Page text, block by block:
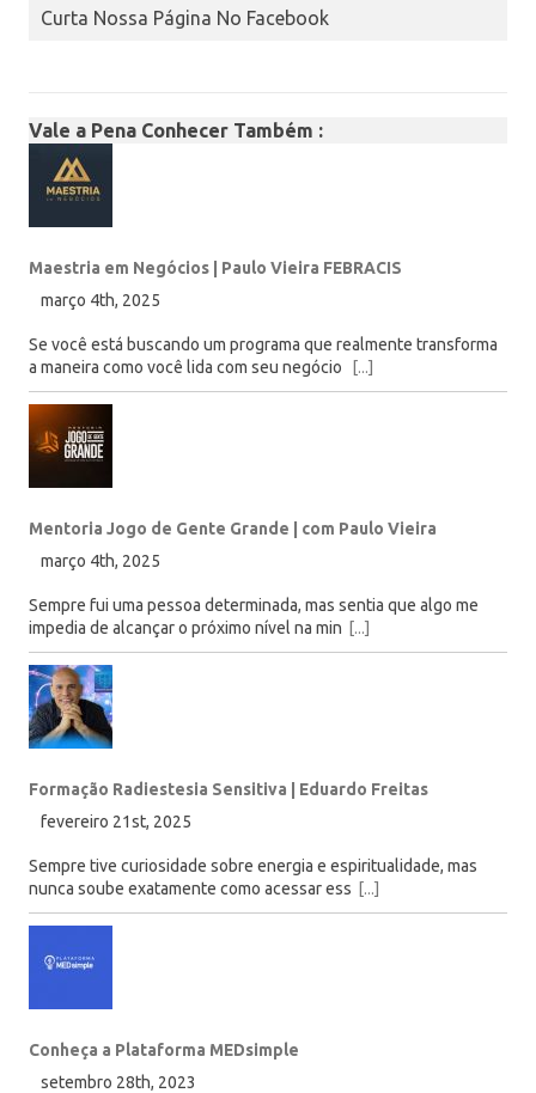
Curta Nossa Página No Facebook
Vale a Pena Conhecer Também :
Maestria em Negócios | Paulo Vieira FEBRACIS
março 4th, 2025
Se você está buscando um programa que realmente transforma
a maneira como você lida com seu negócio
[...]
Mentoria Jogo de Gente Grande | com Paulo Vieira
março 4th, 2025
Sempre fui uma pessoa determinada, mas sentia que algo me
impedia de alcançar o próximo nível na min [...]
Formação Radiestesia Sensitiva | Eduardo Freitas
fevereiro 21st, 2025
Sempre tive curiosidade sobre energia e espiritualidade, mas
nunca soube exatamente como acessar ess [...]
Conheça a Plataforma MEDsimple
setembro 28th, 2023